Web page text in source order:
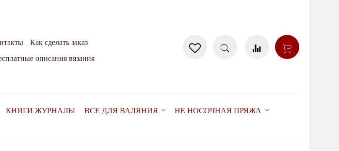
Как сделать заказ
описания вязания
КНИГИ ЖУРНАЛЫ ВСЕ ДЛЯ ВАЛЯНИЯ
НЕ НОСОЧНАЯ ПРЯЖА